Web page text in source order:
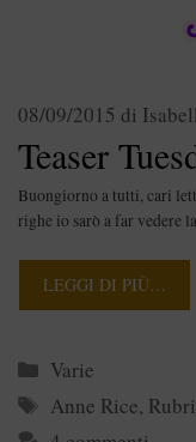
Teaser
08/09/2015 di
Buongiorno a tutti, cari
righe io sarò a far vedere
LEGGI DI PIÙ…
Categorie
Varie
Tag
Anne Rice,